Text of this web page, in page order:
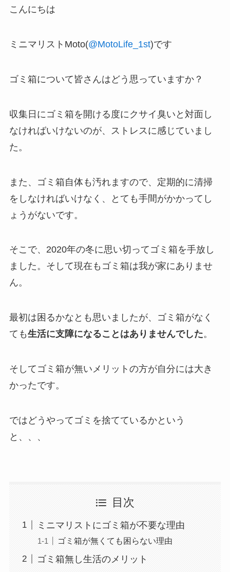
こんにちは
ミニマリストMoto(@MotoLife_1st)です
ゴミ箱について皆さんはどう思っていますか？
収集日にゴミ箱を開ける度にクサイ臭いと対面し
なければいけないのが、ストレスに感じていまし
た。
また、ゴミ箱自体も汚れますので、定期的に清掃
をしなければいけなく、とても手間がかかってし
ょうがないです。
そこで、2020年の冬に思い切ってゴミ箱を手放し
ました。そして現在もゴミ箱は我が家にありませ
ん。
最初は困るかなとも思いましたが、ゴミ箱がなく
ても生活に支障になることはありませんでした。
そしてゴミ箱が無いメリットの方が自分には大き
かったです。
ではどうやってゴミを捨てているかという
と、、、
目次
ミニマリストにゴミ箱が不要な理由
ゴミ箱が無くても困らない理由
ゴミ箱無し生活のメリット